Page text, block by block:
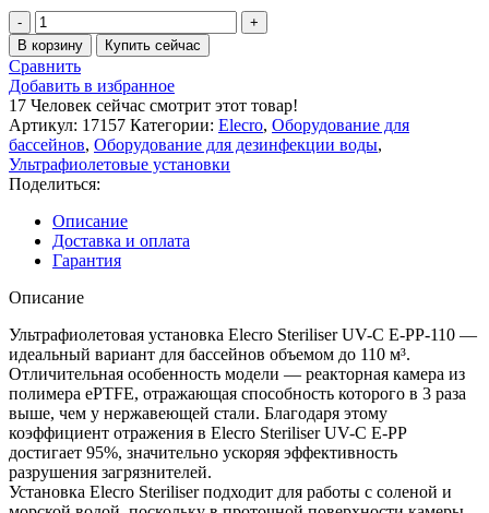
Количество
товара
Ультрафиолетовая
установка
Elecro
Steriliser
UV-
C
E-
PP-
110
В корзину Купить сейчас
Сравнить
Добавить в избранное
17 Человек сейчас смотрит этот товар!
Артикул: 17157 Категории: Elecro, Оборудование для
бассейнов, Оборудование для дезинфекции воды,
Ультрафиолетовые установки
Поделиться:
Описание
Доставка и оплата
Гарантия
Описание
Ультрафиолетовая установка Elecro Steriliser UV-C E-PP-110 —
идеальный вариант для бассейнов объемом до 110 м³.
Отличительная особенность модели — реакторная камера из
полимера ePTFE, отражающая способность которого в 3 раза
выше, чем у нержавеющей стали. Благодаря этому
коэффициент отражения в Elecro Steriliser UV-C E-PP
достигает 95%, значительно ускоряя эффективность
разрушения загрязнителей.
Установка Elecro Steriliser подходит для работы с соленой и